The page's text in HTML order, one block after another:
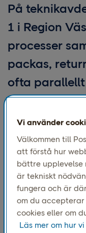
På
1 i Region
processer
packas,
ofta parallellt
artiklar i
och
höga krav
För Lukas
teknikavdelningen,
inte sitter.
– När mycket
om något är
Vi använder
Välkommen till
att förstå hur
bättre upplevelse
är tekniskt
fungera och är
om du
cookies eller om
Läs mer om hur